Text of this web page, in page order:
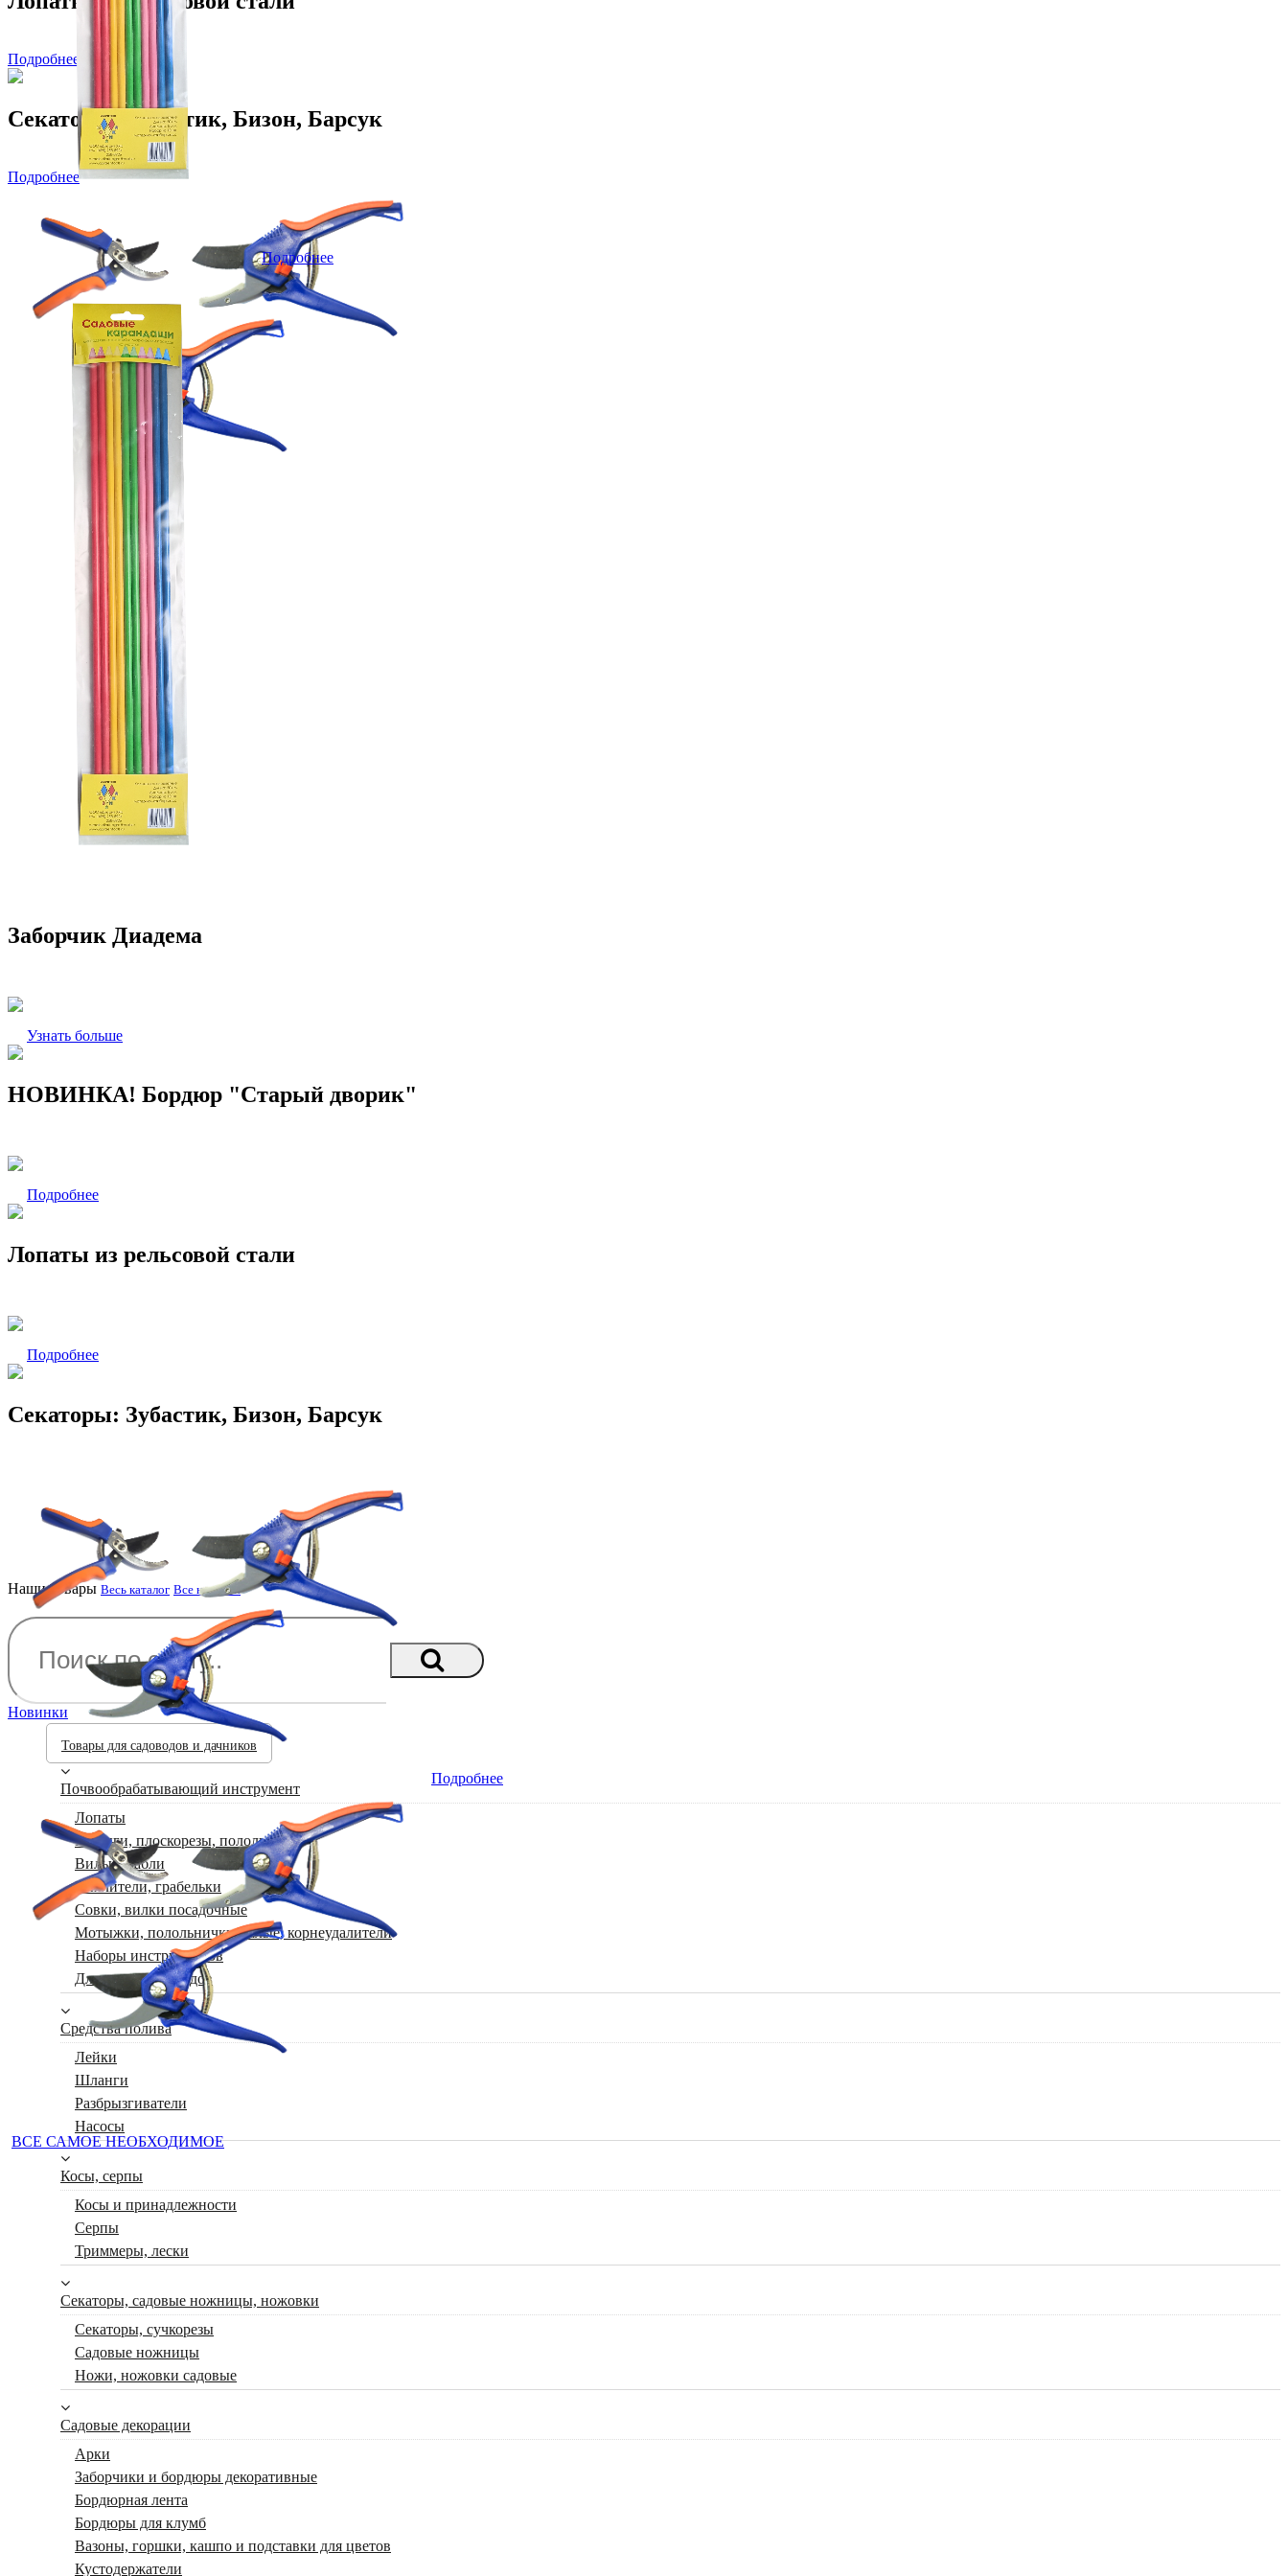
Подробнее
Секаторы: Зубастик, Бизон, Барсук
Подробнее
Подробнее
Заборчик Диадема
Узнать больше
НОВИНКА! Бордюр "Старый дворик"
Подробнее
Лопаты из рельсовой стали
Подробнее
Секаторы: Зубастик, Бизон, Барсук
Подробнее
ВСЕ САМОЕ НЕОБХОДИМОЕ
Наши товары Весь каталог Все новости
Новинки
Товары для садоводов и дачников
Почвообрабатывающий инструмент
Лопаты
Мотыги, плоскорезы, полольники
Вилы, грабли
Рыхлители, грабельки
Совки, вилки посадочные
Мотыжки, полольнички малые, корнеудалители
Наборы инструментов
Для юных садоводов
Средства полива
Лейки
Шланги
Разбрызгиватели
Насосы
Косы, серпы
Косы и принадлежности
Серпы
Триммеры, лески
Секаторы, садовые ножницы, ножовки
Секаторы, сучкорезы
Садовые ножницы
Ножи, ножовки садовые
Садовые декорации
Арки
Заборчики и бордюры декоративные
Бордюрная лента
Бордюры для клумб
Вазоны, горшки, кашпо и подставки для цветов
Кустодержатели